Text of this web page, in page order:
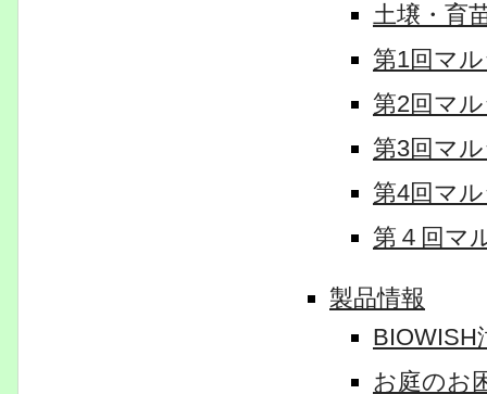
土壌・育
第1回マ
第2回マ
第3回マ
第4回マ
第４回マ
製品情報
BIOWISH
お庭のお